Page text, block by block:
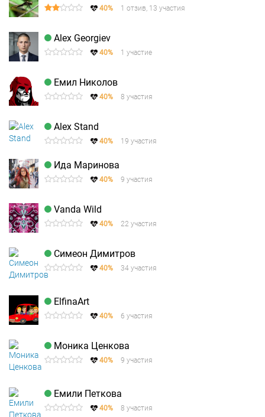
40% 1 отзив, 13 участия
Alex Georgiev
40% 1 участие
Емил Николов
40% 8 участия
Alex Stand
40% 19 участия
Ида Маринова
40% 9 участия
Vanda Wild
40% 22 участия
Симеон Димитров
40% 34 участия
ElfinaArt
40% 6 участия
Моника Ценкова
40% 9 участия
Емили Петкова
40% 8 участия